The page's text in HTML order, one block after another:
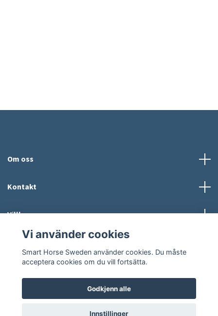
Om oss
Kontakt
Villkor
© 2026 Smart Horse Sweden Powered by Quickbutik
Vi använder cookies
Smart Horse Sweden använder cookies. Du måste
acceptera cookies om du vill fortsätta.
Godkjenn alle
Innstillinger